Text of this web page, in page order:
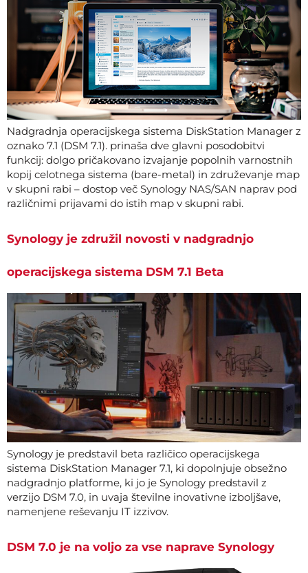
Nadgradnja operacijskega sistema DiskStation Manager z
oznako 7.1 (DSM 7.1). prinaša dve glavni posodobitvi
funkcij: dolgo pričakovano izvajanje popolnih varnostnih
kopij celotnega sistema (bare-metal) in združevanje map
v skupni rabi – dostop več Synology NAS/SAN naprav pod
različnimi prijavami do istih map v skupni rabi.
Synology je združil novosti v nadgradnjo
operacijskega sistema DSM 7.1 Beta
Synology je predstavil beta različico operacijskega
sistema DiskStation Manager 7.1, ki dopolnjuje obsežno
nadgradnjo platforme, ki jo je Synology predstavil z
verzijo DSM 7.0, in uvaja številne inovativne izboljšave,
namenjene reševanju IT izzivov.
DSM 7.0 je na voljo za vse naprave Synology